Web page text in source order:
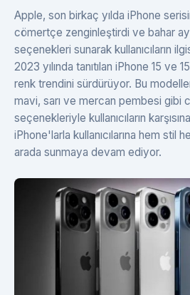
Apple, son birkaç yılda iPhone
cömertçe zenginleştirdi ve bahar
seçenekleri sunarak kullanıcıların
2023 yılında tanıtılan iPhone 15 ve
renk trendini sürdürüyor. Bu modeller,
mavi, sarı ve mercan pembesi gibi
seçenekleriyle kullanıcıların
iPhone'larla kullanıcılarına hem stil
arada sunmaya devam ediyor.